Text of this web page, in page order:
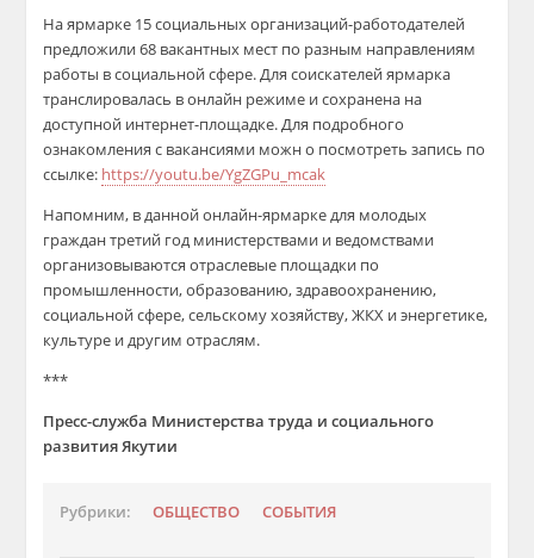
На ярмарке 15 социальных организаций-работодателей
предложили 68 вакантных мест по разным направлениям
работы в социальной сфере. Для соискателей ярмарка
транслировалась в онлайн режиме и сохранена на
доступной интернет-площадке. Для подробного
ознакомления с вакансиями можн о посмотреть запись по
ссылке: https://youtu.be/YgZGPu_mcak
Напомним, в данной онлайн-ярмарке для молодых
граждан третий год министерствами и ведомствами
организовываются отраслевые площадки по
промышленности, образованию, здравоохранению,
социальной сфере, сельскому хозяйству, ЖКХ и энергетике,
культуре и другим отраслям.
***
Пресс-служба Министерства труда и социального
развития Якутии​
Рубрики: ОБЩЕСТВО СОБЫТИЯ